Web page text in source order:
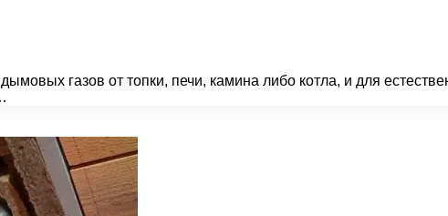
газов от топки, печи, камина либо котла, и для